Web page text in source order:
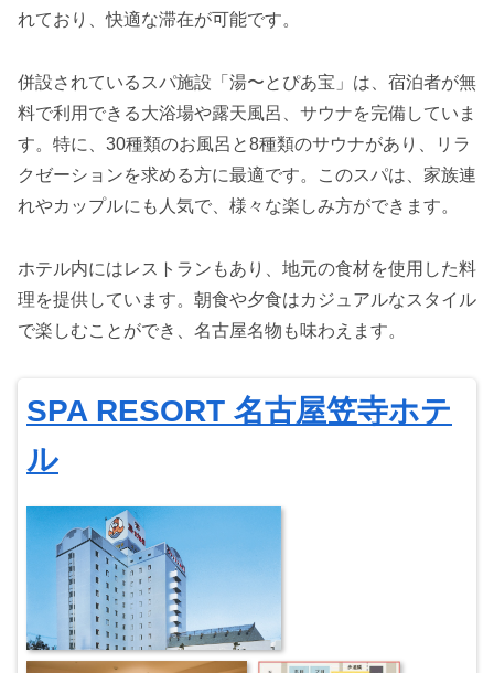
れており、快適な滞在が可能です。
併設されているスパ施設「湯〜とぴあ宝」は、宿泊者が無
料で利用できる大浴場や露天風呂、サウナを完備していま
す。特に、30種類のお風呂と8種類のサウナがあり、リラ
クゼーションを求める方に最適です。このスパは、家族連
れやカップルにも人気で、様々な楽しみ方ができます。
ホテル内にはレストランもあり、地元の食材を使用した料
理を提供しています。朝食や夕食はカジュアルなスタイル
で楽しむことができ、名古屋名物も味わえます。
SPA RESORT 名古屋笠寺ホテ
ル